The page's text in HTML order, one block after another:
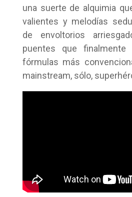
una suerte de alquimia
valientes y melodías
de envoltorios
puentes que finalmente
fórmulas más
mainstream, sólo,